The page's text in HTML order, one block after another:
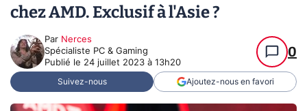
chez AMD. Exclusif à l'Asie ?
Par Nerces
Spécialiste PC & Gaming
Publié le 24 juillet 2023 à 13h20
0
Suivez-nous Ajoutez-nous en favori